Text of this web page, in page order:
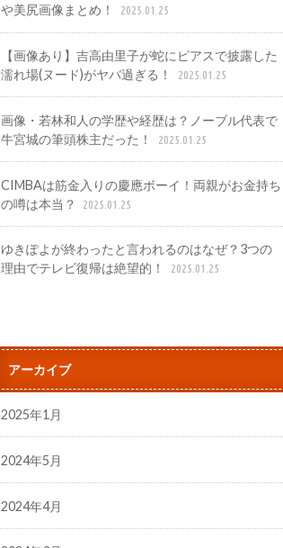
や美尻画像まとめ！
2025.01.25
【画像あり】吉高由里子が蛇にピアスで披露した
濡れ場(ヌード)がヤバ過ぎる！
2025.01.25
画像・若林和人の学歴や経歴は？ノーブル代表で
牛宮城の筆頭株主だった！
2025.01.25
CIMBAは筋金入りの慶應ボーイ！両親がお金持ち
の噂は本当？
2025.01.25
ゆきぽよが終わったと言われるのはなぜ？3つの
理由でテレビ復帰は絶望的！
2025.01.25
アーカイブ
2025年1月
2024年5月
2024年4月